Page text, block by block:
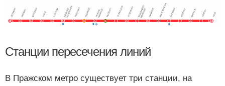
Станции пересечения линий
В Пражском метро существует три станции, на